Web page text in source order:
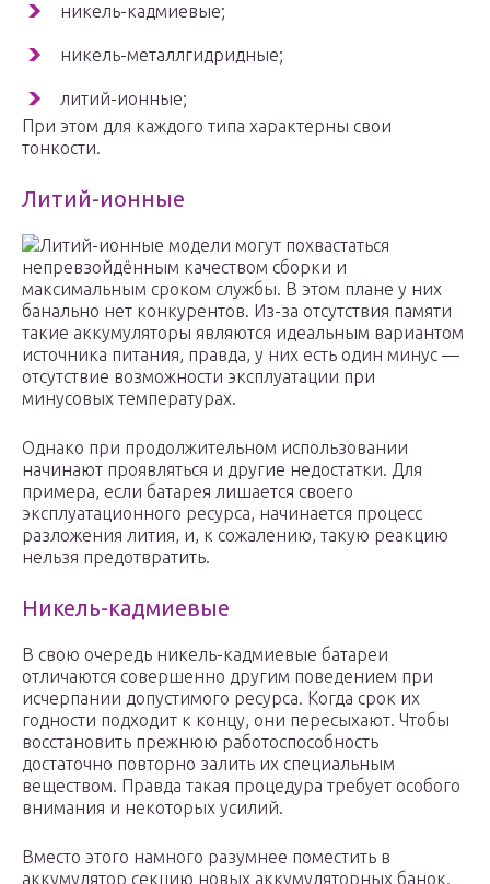
никель-кадмиевые;
никель-металлгидридные;
литий-ионные;
При этом для каждого типа характерны свои
тонкости.
Литий-ионные
Литий-ионные модели могут похвастаться
непревзойдённым качеством сборки и
максимальным сроком службы. В этом плане у них
банально нет конкурентов. Из-за отсутствия памяти
такие аккумуляторы являются идеальным вариантом
источника питания, правда, у них есть один минус —
отсутствие возможности эксплуатации при
минусовых температурах.
Однако при продолжительном использовании
начинают проявляться и другие недостатки. Для
примера, если батарея лишается своего
эксплуатационного ресурса, начинается процесс
разложения лития, и, к сожалению, такую реакцию
нельзя предотвратить.
Никель-кадмиевые
В свою очередь никель-кадмиевые батареи
отличаются совершенно другим поведением при
исчерпании допустимого ресурса. Когда срок их
годности подходит к концу, они пересыхают. Чтобы
восстановить прежнюю работоспособность
достаточно повторно залить их специальным
веществом. Правда такая процедура требует особого
внимания и некоторых усилий.
Вместо этого намного разумнее поместить в
аккумулятор секцию новых аккумуляторных банок.